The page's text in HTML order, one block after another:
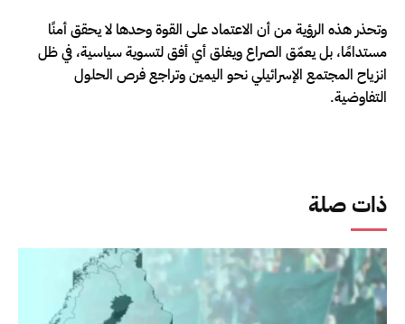
ذات صلة
وتحذر هذه الرؤية من أن الاعتماد على القوة وحدها لا يحقق أمنًا
مستدامًا، بل يعمّق الصراع ويغلق أي أفق لتسوية سياسية، في ظل
انزياح المجتمع الإسرائيلي نحو اليمين وتراجع فرص الحلول
التفاوضية.